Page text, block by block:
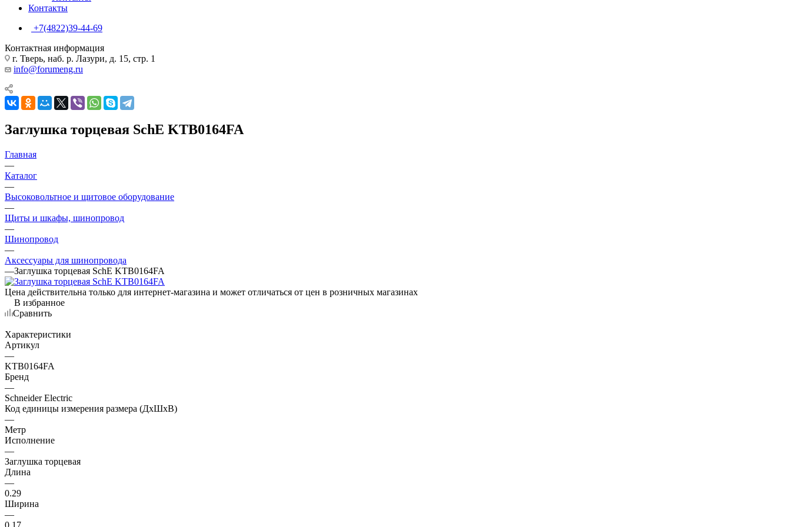
Контакты
+7(4822)39-44-69
Контактная информация
г. Тверь, наб. р. Лазури, д. 15, стр. 1
info@forumeng.ru
Заглушка торцевая SchE KTB0164FA
Главная
—
Каталог
—
Высоковольтное и щитовое оборудование
—
Щиты и шкафы, шинопровод
—
Шинопровод
—
Аксессуары для шинопровода
—Заглушка торцевая SchE KTB0164FA
Цена действительна только для интернет-магазина и может отличаться от цен в розничных магазинах
В избранное
Сравнить
Характеристики
Артикул
—
KTB0164FA
Бренд
—
Schneider Electric
Код единицы измерения размера (ДхШхВ)
—
Метр
Исполнение
—
Заглушка торцевая
Длина
—
0.29
Ширина
—
0.17